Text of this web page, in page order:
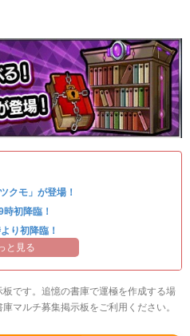
ツクモ」が登場！
初降臨！
り初降臨！
と見る
です。追憶の書庫で運極を作成する場
マルチ募集掲示板をご利用ください。